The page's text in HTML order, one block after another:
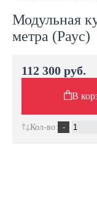
Модульная
метра (Раус)
112 300 руб.
В
Кол-во: